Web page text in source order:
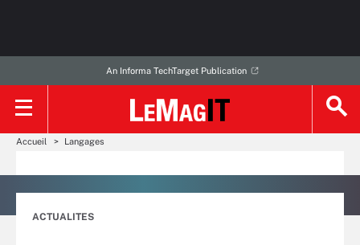
An Informa TechTarget Publication
Accueil Langages
ACTUALITES